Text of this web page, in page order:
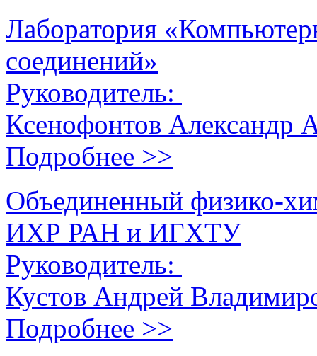
Лаборатория
соединений»
Руководитель:
Ксенофонтов Александр
Подробнее >>
Объединенный физико-
ИХР РАН и ИГХТУ
Руководитель:
Кустов Андрей
Подробнее >>